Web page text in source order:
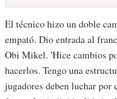
El técnico hizo un doble
empató. Dio entrada al
Obi Mikel. 'Hice cambios
hacerlos. Tengo una
jugadores deben luchar por